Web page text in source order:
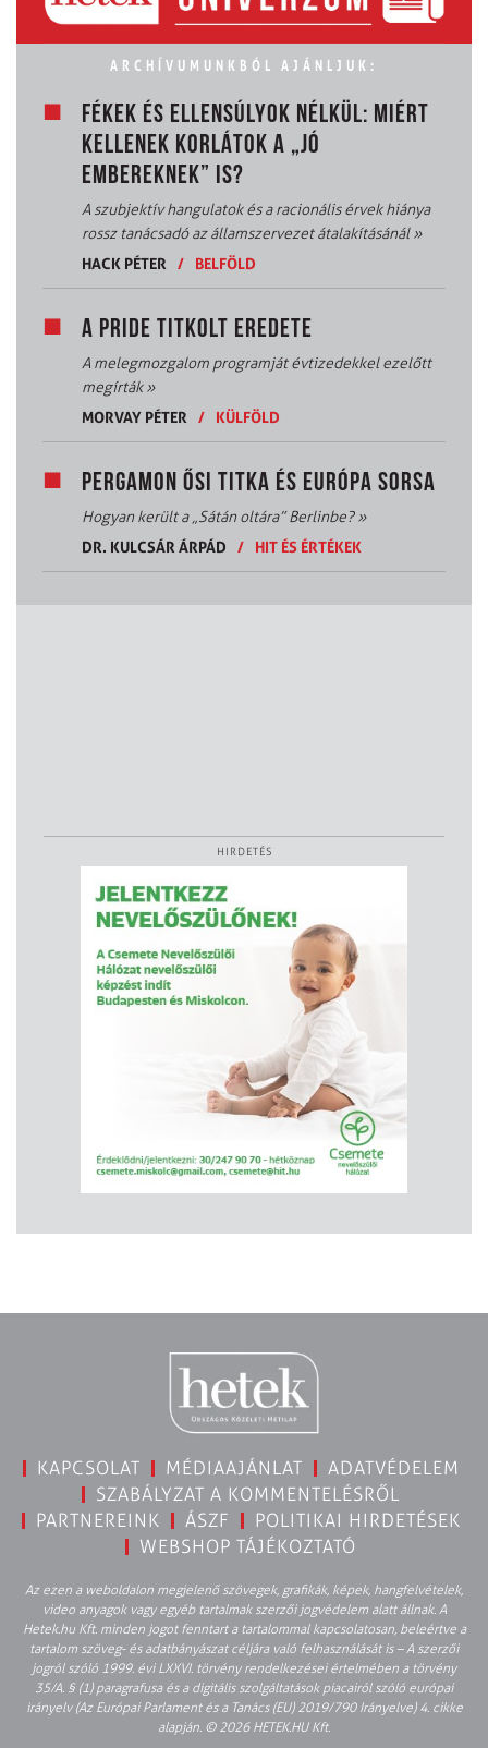
ARCHÍVUMUNKBÓL AJÁNLJUK:
FÉKEK ÉS ELLENSÚLYOK NÉLKÜL: MIÉRT
KELLENEK KORLÁTOK A „JÓ
EMBEREKNEK” IS?
A szubjektív hangulatok és a racionális érvek hiánya
rossz tanácsadó az államszervezet átalakításánál»
HACK PÉTER
/ BELFÖLD
A PRIDE TITKOLT EREDETE
A melegmozgalom programját évtizedekkel ezelőtt
megírták»
MORVAY PÉTER
/ KÜLFÖLD
PERGAMON ŐSI TITKA ÉS EURÓPA SORSA
Hogyan került a „Sátán oltára” Berlinbe?»
DR. KULCSÁR ÁRPÁD
/ HIT ÉS ÉRTÉKEK
HIRDETÉS
KAPCSOLAT MÉDIAAJÁNLAT
ADATVÉDELEM
SZABÁLYZAT A KOMMENTELÉSRŐL
PARTNEREINK
ÁSZF
POLITIKAI HIRDETÉSEK
WEBSHOP TÁJÉKOZTATÓ
Az ezen a weboldalon megjelenő szövegek, grafikák, képek, hangfelvételek,
video anyagok vagy egyéb tartalmak szerzői jogvédelem alatt állnak. A
Hetek.hu Kft. minden jogot fenntart a tartalommal kapcsolatosan, beleértve a
tartalom szöveg- és adatbányászat céljára való felhasználását is – A szerzői
jogról szóló 1999. évi LXXVI. törvény rendelkezései értelmében a törvény
35/A. § (1) paragrafusa és a digitális szolgáltatások piacairól szóló európai
irányelv (Az Európai Parlament és a Tanács (EU) 2019/790 Irányelve) 4. cikke
alapján. © 2026 HETEK.HU Kft.